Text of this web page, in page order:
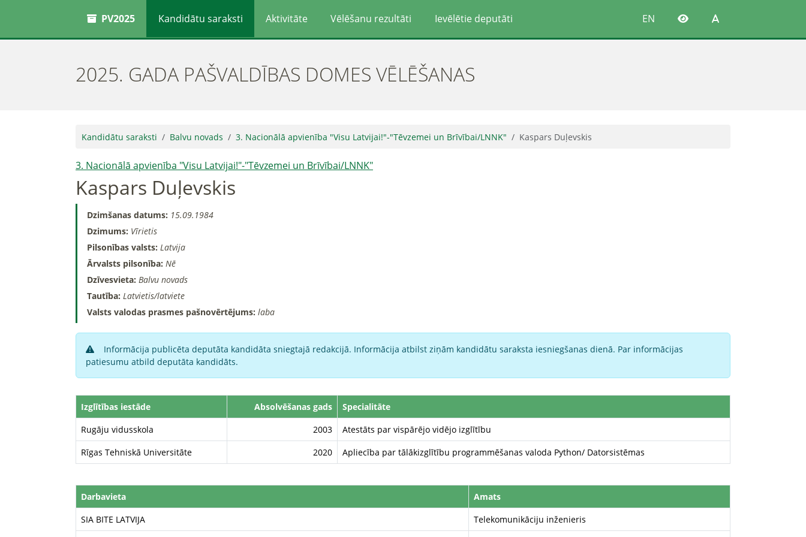
PV2025 Kandidātu saraksti Aktivitāte Vēlēšanu rezultāti Ievēlētie deputāti EN
2025. GADA PAŠVALDĪBAS DOMES VĒLĒŠANAS
Kandidātu saraksti Balvu novads 3. Nacionālā apvienība "Visu Latvijai!"-"Tēvzemei un Brīvībai/LNNK" Kaspars Duļevskis
3. Nacionālā apvienība "Visu Latvijai!"-"Tēvzemei un Brīvībai/LNNK"
Kaspars Duļevskis
Dzimšanas datums: 15.09.1984
Dzimums: Vīrietis
Pilsonības valsts: Latvija
Ārvalsts pilsonība: Nē
Dzīvesvieta: Balvu novads
Tautība: Latvietis/latviete
Valsts valodas prasmes pašnovērtējums: laba
Informācija publicēta deputāta kandidāta sniegtajā redakcijā. Informācija atbilst ziņām kandidātu saraksta iesniegšanas dienā. Par informācijas
patiesumu atbild deputāta kandidāts.
Izglītības iestāde Absolvēšanas gads
Specialitāte
Rugāju vidusskola
2003
Atestāts par vispārējo vidējo izglītību
Rīgas Tehniskā Universitāte
2020 Apliecība par tālākizglītību programmēšanas valoda Python/ Datorsistēmas
Darbavieta
Amats
SIA BITE LATVIJA
Telekomunikāciju inženieris